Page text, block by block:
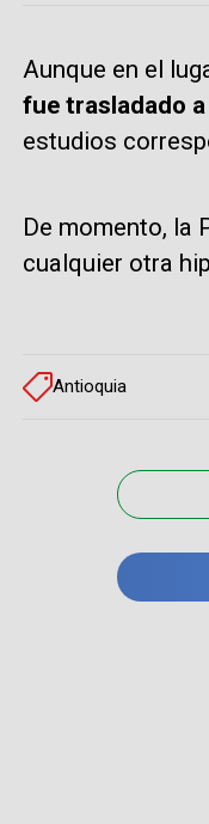
Aunque en el
fue trasladado
estudios
De momento, la
cualquier otra
Antioquia